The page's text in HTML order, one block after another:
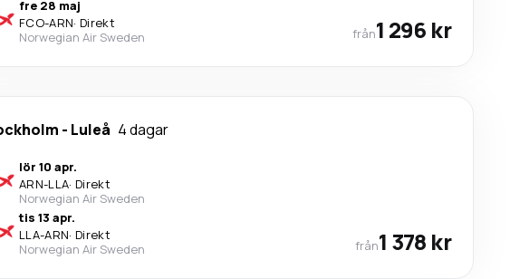
fre 28 maj
FCO-ARN· Direkt
Norwegian Air Sweden
från1 296 kr
- Luleå 4 dagar
lör 10 apr.
ARN-LLA· Direkt
Norwegian Air Sweden
tis 13 apr.
LLA-ARN· Direkt
Norwegian Air Sweden
från1 378 kr